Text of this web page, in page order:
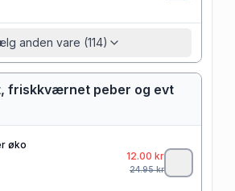
anden vare (114)
friskkværnet peber og evt
øko
12.00 kr
24.95kr